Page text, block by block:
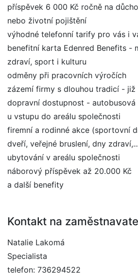
příspěvek 6 000 Kč ročně na
nebo životní pojištění
výhodné telefonní tarify pro vás i
benefitní karta Edenred Benefits -
zdraví, sport i kulturu
odměny při pracovních výročích
zázemí firmy s dlouhou tradicí - již
dopravní dostupnost -
u vstupu do areálu společnosti
firemní a rodinné akce (sportovní
dveří, veřejné bruslení, dny
ubytování v areálu společnosti
náborový příspěvek až 20.000 Kč
a další benefity
Kontakt na
Natalie Lakomá
Specialista
telefon: 736294522